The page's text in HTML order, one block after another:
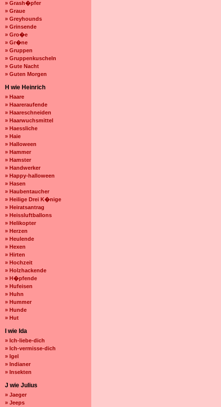
» Grash�pfer
» Graue
» Greyhounds
» Grinsende
» Gro�e
» Gr�ne
» Gruppen
» Gruppenkuscheln
» Gute Nacht
» Guten Morgen
H wie Heinrich
» Haare
» Haareraufende
» Haareschneiden
» Haarwuchsmittel
» Haessliche
» Haie
» Halloween
» Hammer
» Hamster
» Handwerker
» Happy-halloween
» Hasen
» Haubentaucher
» Heilige Drei K�nige
» Heiratsantrag
» Heissluftballons
» Helikopter
» Herzen
» Heulende
» Hexen
» Hirten
» Hochzeit
» Holzhackende
» H�pfende
» Hufeisen
» Huhn
» Hummer
» Hunde
» Hut
I wie Ida
» Ich-liebe-dich
» Ich-vermisse-dich
» Igel
» Indianer
» Insekten
J wie Julius
» Jaeger
» Jeeps